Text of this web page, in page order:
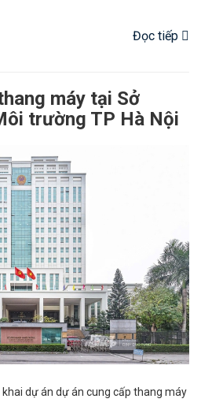
Đọc tiếp
máy tại Sở
trường TP Hà Nội
dự án dự án cung cấp thang máy